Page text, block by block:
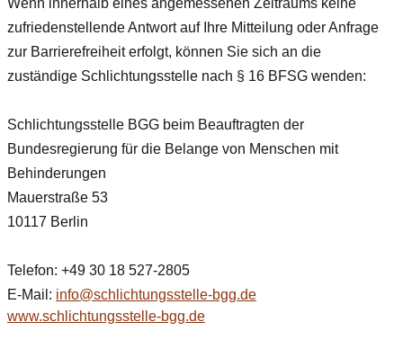
Wenn innerhalb eines angemessenen Zeitraums keine
zufriedenstellende Antwort auf Ihre Mitteilung oder Anfrage
zur Barrierefreiheit erfolgt, können Sie sich an die
zuständige Schlichtungsstelle nach § 16 BFSG wenden:
Schlichtungsstelle BGG beim Beauftragten der
Bundesregierung für die Belange von Menschen mit
Behinderungen
Mauerstraße 53
10117 Berlin
Telefon: +49 ​30 18 527-2805
E-Mail: info@schlichtungsstelle-bgg.de
www.schlichtungsstelle-bgg.de